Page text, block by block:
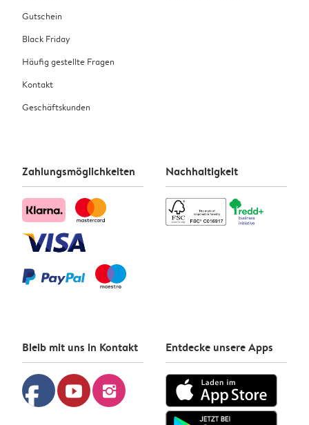
Gutschein
Black Friday
Häufig gestellte Fragen
Kontakt
Geschäftskunden
Zahlungsmöglichkeiten Nachhaltigkeit
Bleib mit uns in Kontakt
facebook youtube instagram
Entdecke unsere Apps